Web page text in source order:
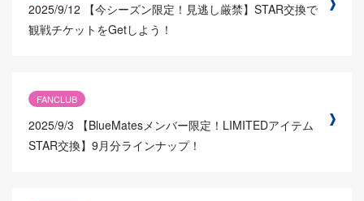
2025/9/12
【今シーズン限定！見逃し厳禁】STAR交換で
観戦チケットをGetしよう！
FANCLUB
2025/9/3
【BlueMatesメンバー限定！LIMITEDアイテム
STAR交換】9月分ラインナップ！